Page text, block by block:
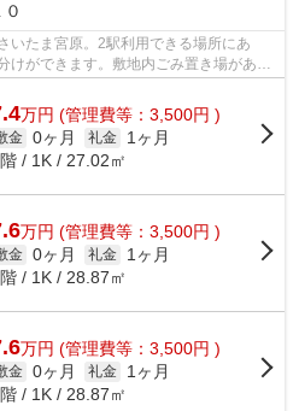
いたま宮原。2駅利用できる場所にあ
けができます。敷地内ごみ置き場があれ
すみま...
万円 (管理費等：3,500円 )
金 0ヶ月 礼金
1ヶ月
/ 1K / 27.02㎡
万円 (管理費等：3,500円 )
金 0ヶ月 礼金
1ヶ月
/ 1K / 28.87㎡
万円 (管理費等：3,500円 )
金 0ヶ月 礼金
1ヶ月
/ 1K / 28.87㎡